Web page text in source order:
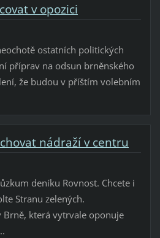
v opozici
ostatních politických
příprav na odsun brněnského
že budou v příštím volebním
nádraží v centru
deníku Rovnost. Chcete i
Stranu zelených.
Brně, která vytrvale oponuje